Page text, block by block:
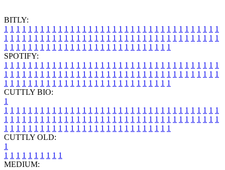
BITLY:
1 1 1 1 1 1 1 1 1 1 1 1 1 1 1 1 1 1 1 1 1 1 1 1 1 1 1 1 1 1 1 1 1 1 1 1
1 1 1 1 1 1 1 1 1 1 1 1 1 1 1 1 1 1 1 1 1 1 1 1 1 1 1 1 1 1 1 1 1 1 1 1
1 1 1 1 1 1 1 1 1 1 1 1 1 1 1 1 1 1 1 1 1 1 1 1 1 1 1 1
SPOTIFY:
1 1 1 1 1 1 1 1 1 1 1 1 1 1 1 1 1 1 1 1 1 1 1 1 1 1 1 1 1 1 1 1 1 1 1 1
1 1 1 1 1 1 1 1 1 1 1 1 1 1 1 1 1 1 1 1 1 1 1 1 1 1 1 1 1 1 1 1 1 1 1 1
1 1 1 1 1 1 1 1 1 1 1 1 1 1 1 1 1 1 1 1 1 1 1 1 1 1 1 1
CUTTLY BIO:
1
1 1 1 1 1 1 1 1 1 1 1 1 1 1 1 1 1 1 1 1 1 1 1 1 1 1 1 1 1 1 1 1 1 1 1 1
1 1 1 1 1 1 1 1 1 1 1 1 1 1 1 1 1 1 1 1 1 1 1 1 1 1 1 1 1 1 1 1 1 1 1 1
1 1 1 1 1 1 1 1 1 1 1 1 1 1 1 1 1 1 1 1 1 1 1 1 1 1 1 1
CUTTLY OLD:
1
1 1 1 1 1 1 1 1 1 1
MEDIUM: